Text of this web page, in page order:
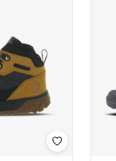
Shto në